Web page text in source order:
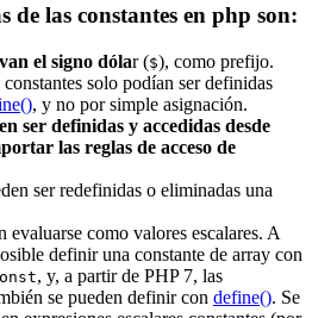
de las constantes en php son:
el signo dólar ($), como prefijo.
solo podían ser definidas
, y no por simple asignación.
ser definidas y accedidas desde
las reglas de acceso de
ser redefinidas o eliminadas una
evaluarse como valores escalares. A
definir una constante de array con
, y, a partir de PHP 7, las
se pueden definir con define(). Se